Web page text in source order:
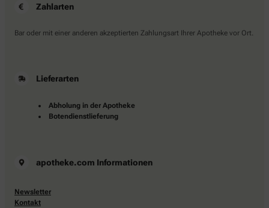
Zahlarten
Bar oder mit einer anderen akzeptierten Zahlungsart Ihrer Apotheke vor Ort.
Lieferarten
Abholung in der Apotheke
Botendienstlieferung
apotheke.com Informationen
Newsletter
Kontakt